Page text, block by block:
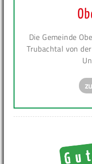
Die Gemeinde
Trubachtal von